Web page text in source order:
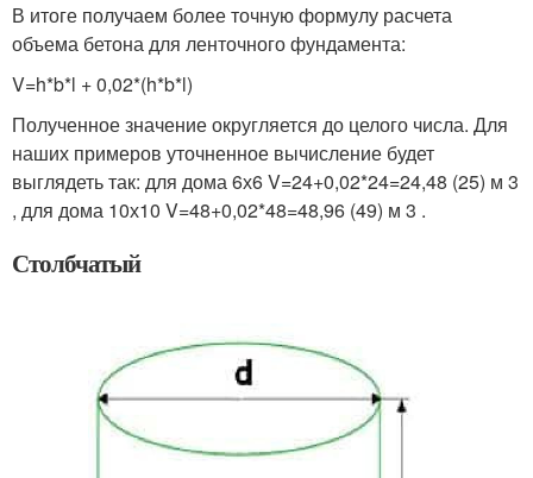
В итоге получаем более точную формулу расчета
объема бетона для ленточного фундамента:
V=h*b*l + 0,02*(h*b*l)
Полученное значение округляется до целого числа. Для
наших примеров уточненное вычисление будет
выглядеть так: для дома 6х6 V=24+0,02*24=24,48 (25) м 3
, для дома 10х10 V=48+0,02*48=48,96 (49) м 3 .
Столбчатый